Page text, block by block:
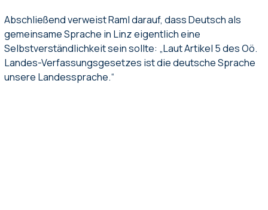
Abschließend verweist Raml darauf, dass Deutsch als
gemeinsame Sprache in Linz eigentlich eine
Selbstverständlichkeit sein sollte: „Laut Artikel 5 des Oö.
Landes-Verfassungsgesetzes ist die deutsche Sprache
unsere Landessprache.“